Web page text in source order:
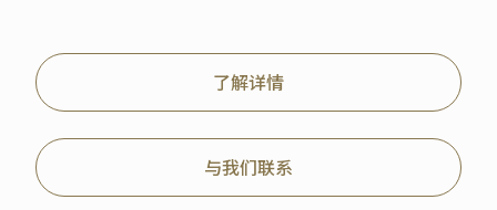
了解详情
与我们联系